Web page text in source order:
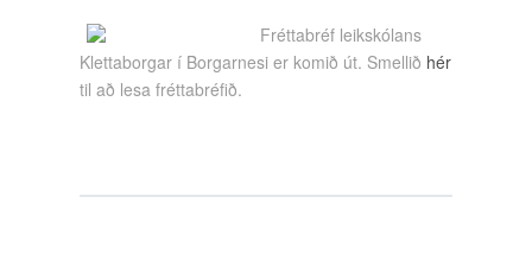
Fréttabréf leikskólans
Klettaborgar í Borgarnesi er komið út. Smellið hér
til að lesa fréttabréfið.